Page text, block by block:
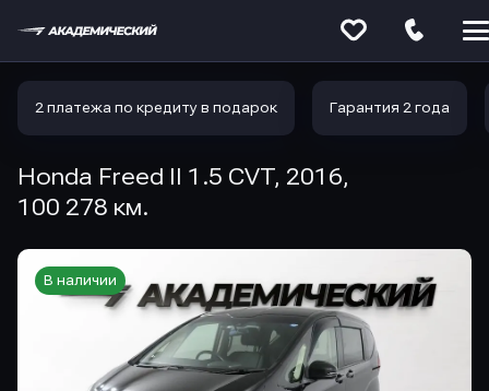
2 платежа по кредиту в подарок Гарантия 2 года
Honda Freed II 1.5 CVT, 2016,
100 278 км.
В наличии